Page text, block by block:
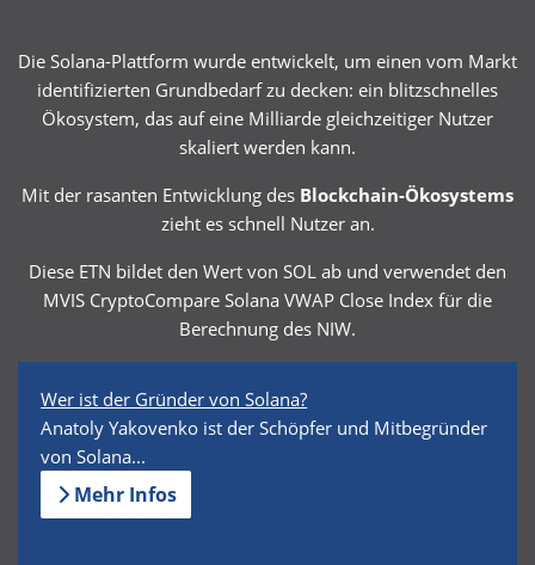
Die Solana-Plattform wurde entwickelt, um einen vom Markt
identifizierten Grundbedarf zu decken: ein blitzschnelles
Ökosystem, das auf eine Milliarde gleichzeitiger Nutzer
skaliert werden kann.
Mit der rasanten Entwicklung des Blockchain-Ökosystems
zieht es schnell Nutzer an.
Diese ETN bildet den Wert von SOL ab und verwendet den
MVIS CryptoCompare Solana VWAP Close Index für die
Berechnung des NIW.
Wer ist der Gründer von Solana?
Anatoly Yakovenko ist der Schöpfer und Mitbegründer
von Solana...
Mehr Infos